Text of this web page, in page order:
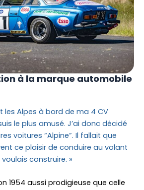
à la marque automobile
les Alpes à bord de ma 4 CV
le plus amusé. J’ai donc décidé
voitures “Alpine”. Il fallait que
ce plaisir de conduire au volant
construire. »
1954 aussi prodigieuse que celle